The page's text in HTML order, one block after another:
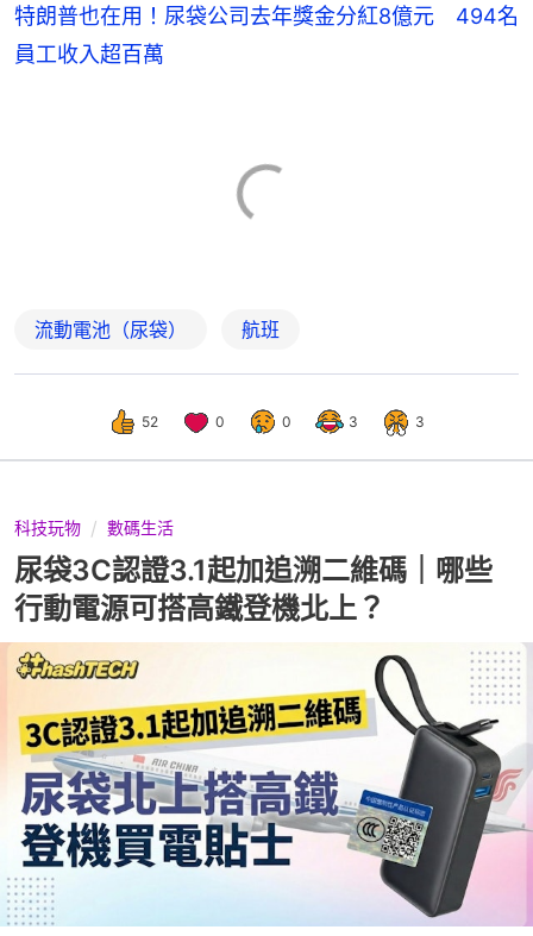
特朗普也在用！尿袋公司去年獎金分紅8億元 494名
員工收入超百萬
流動電池（尿袋） 航班
52 0 0 3 3
科技玩物 數碼生活
尿袋3C認證3.1起加追溯二維碼｜哪些
行動電源可搭高鐵登機北上？